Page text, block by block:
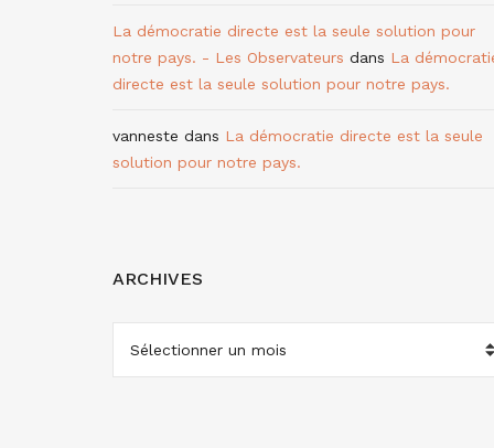
La démocratie directe est la seule solution pour
notre pays. - Les Observateurs dans La
directe est la seule solution pour notre pays.
vanneste dans La démocratie directe est la seule
solution pour notre pays.
ARCHIVES
ARCHIVES